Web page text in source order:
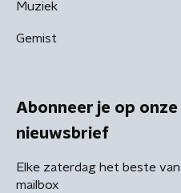
Muziek
Gemist
Abonneer je op
nieuwsbrief
Elke zaterdag het beste
mailbox